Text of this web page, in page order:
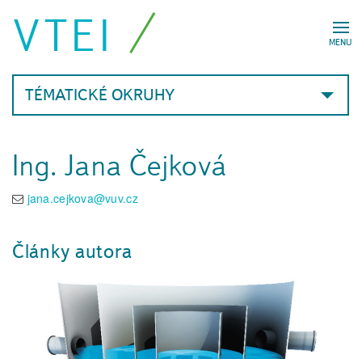
MENU
VTEI
TÉMATICKÉ OKRUHY
Ing. Jana Čejková
jana.cejkova@vuv.cz
Články autora